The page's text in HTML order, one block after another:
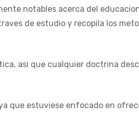
notables acerca del
de estudio y recopila los
asi que cualquier doctrina
que estuviese enfocado en